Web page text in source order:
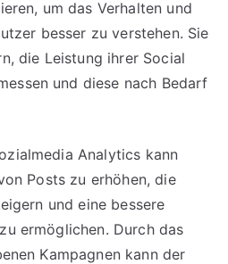
um das Verhalten und
besser zu verstehen. Sie
die Leistung ihrer Social
und diese nach Bedarf
Analytics kann
Posts zu erhöhen, die
und eine bessere
ermöglichen. Durch das
Kampagnen kann der